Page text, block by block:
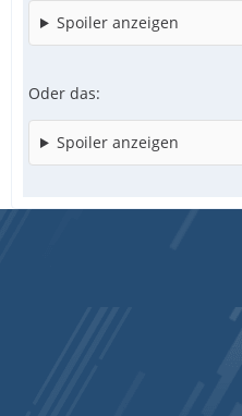
Spoiler anzeigen
Oder das:
Spoiler anzeigen